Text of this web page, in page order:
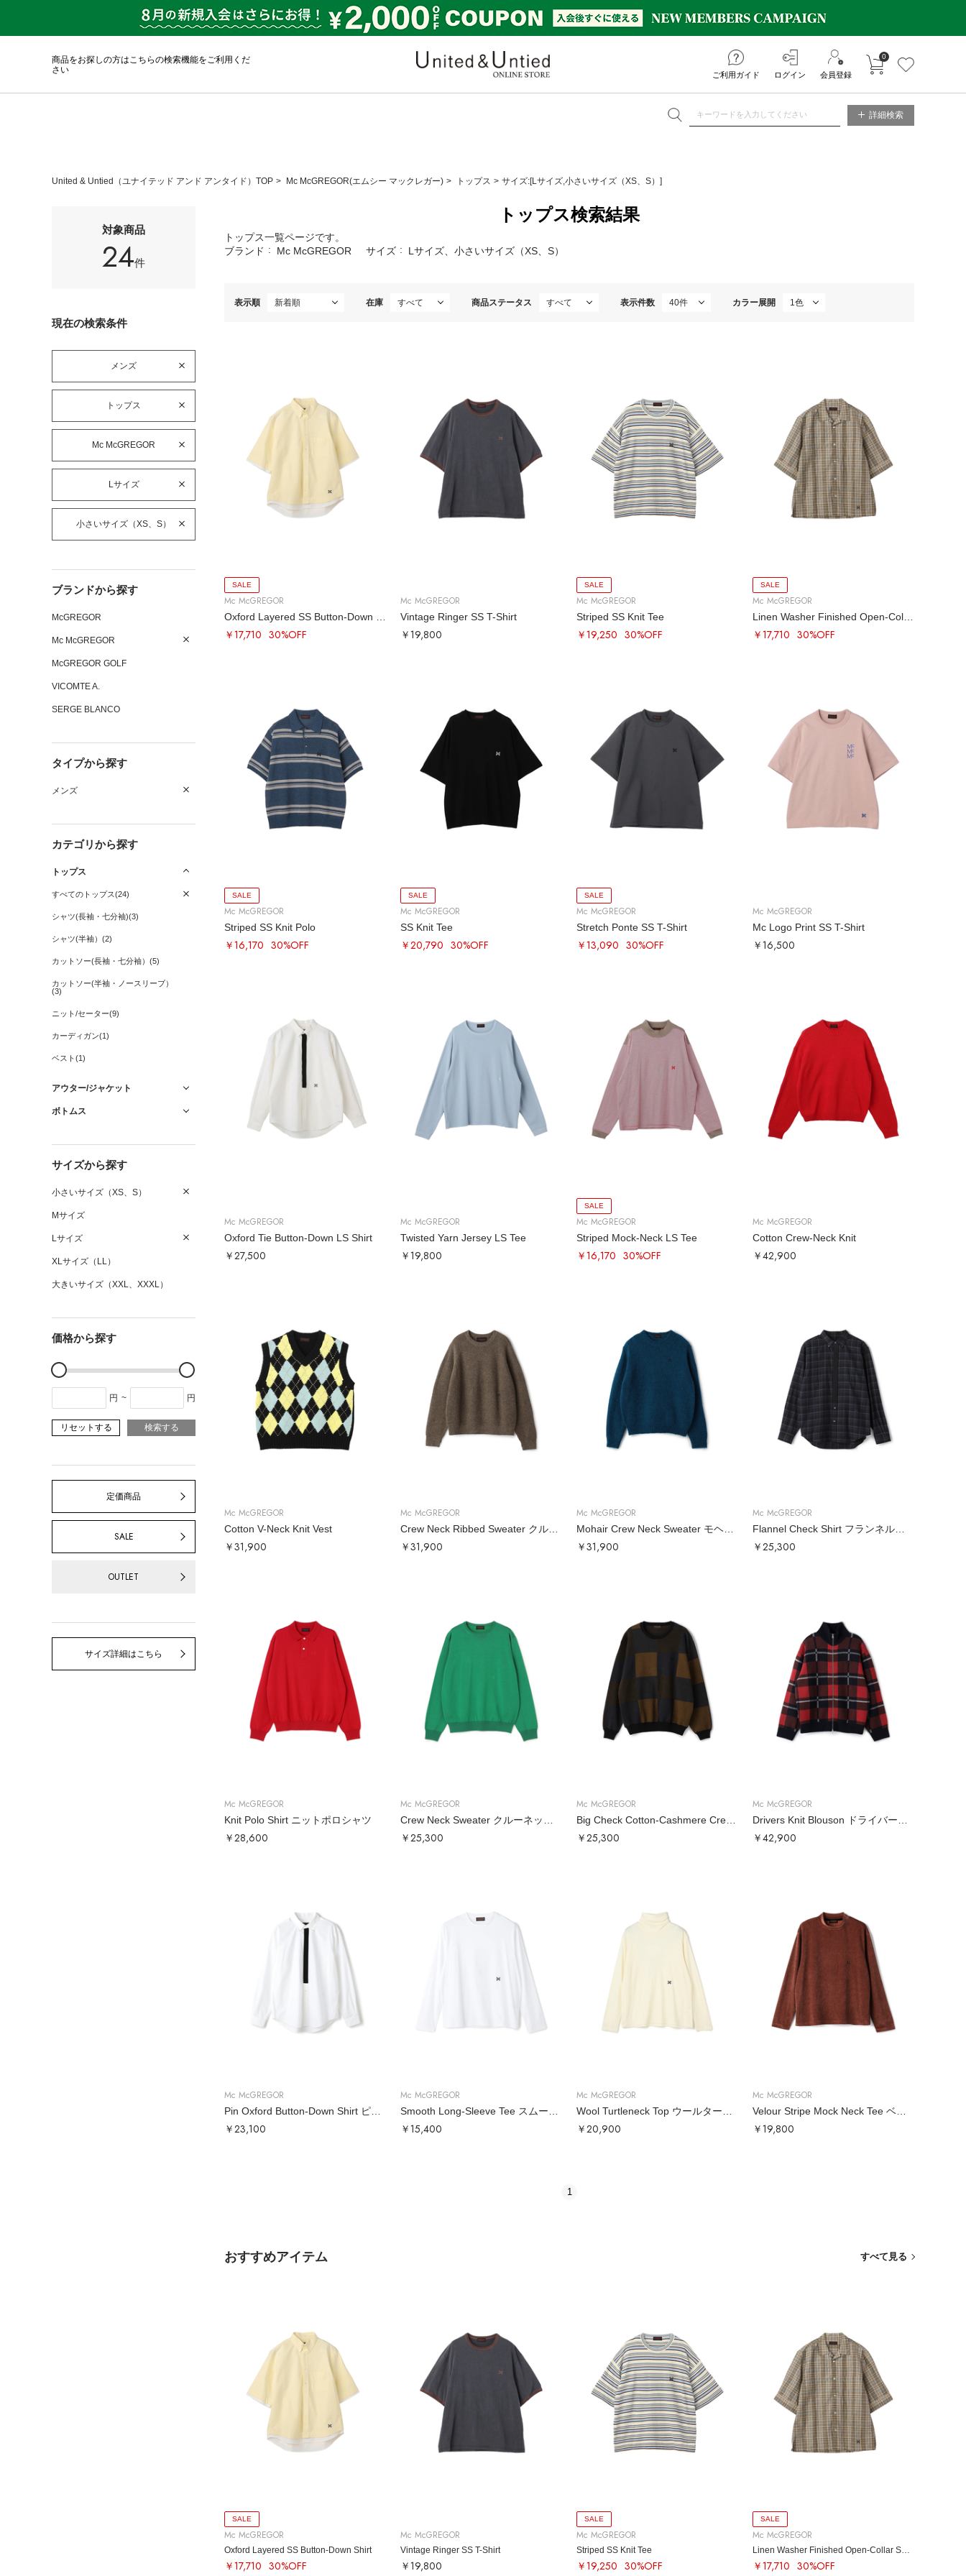
商品をお探しの方はこちらの検索機能をご利用くだ
さい
ご利用ガイド ログイン 会員登録
カートに入れる
0
詳細検索
United & Untied（ユナイテッド アンド アンタイド）TOP Mc McGREGOR(エムシー マックレガー) トップス サイズ:[Lサイズ,小さいサイズ（XS、S）]
対象商品
24件
現在の検索条件
メンズ
トップス
Mc McGREGOR
Lサイズ
小さいサイズ（XS、S）
ブランドから探す
McGREGOR
Mc McGREGOR
McGREGOR GOLF
VICOMTE A.
SERGE BLANCO
タイプから探す
メンズ
カテゴリから探す
トップス
すべてのトップス(24)
シャツ(長袖・七分袖)(3)
シャツ(半袖）(2)
カットソー(長袖・七分袖）(5)
カットソー(半袖・ノースリーブ）
(3)
ニット/セーター(9)
カーディガン(1)
ベスト(1)
アウター/ジャケット
ボトムス
サイズから探す
小さいサイズ（XS、S）
Mサイズ
Lサイズ
XLサイズ（LL）
大きいサイズ（XXL、XXXL）
価格から探す
円 ~ 円
リセットする 検索する
定価商品
SALE
OUTLET
サイズ詳細はこちら
トップス検索結果
トップス一覧ページです。
ブランド
Mc McGREGOR サイズ Lサイズ、小さいサイズ（XS、S）
表示順 在庫 商品ステータス 表示件数 カラー展開
SALE
Mc McGREGOR
￥17,710 30%OFF
Mc McGREGOR
Vintage Ringer SS T-Shirt
￥19,800
SALE
Mc McGREGOR
Striped SS Knit Tee
￥19,250 30%OFF
SALE
Mc McGREGOR
￥17,710 30%OFF
SALE
Mc McGREGOR
Striped SS Knit Polo
￥16,170 30%OFF
SALE
Mc McGREGOR
SS Knit Tee
￥20,790 30%OFF
SALE
Mc McGREGOR
Stretch Ponte SS T-Shirt
￥13,090 30%OFF
Mc McGREGOR
Mc Logo Print SS T-Shirt
￥16,500
Mc McGREGOR
Oxford Tie Button-Down LS Shirt
￥27,500
Mc McGREGOR
Twisted Yarn Jersey LS Tee
￥19,800
SALE
Mc McGREGOR
Striped Mock-Neck LS Tee
￥16,170 30%OFF
Mc McGREGOR
Cotton Crew-Neck Knit
￥42,900
Mc McGREGOR
Cotton V-Neck Knit Vest
￥31,900
Mc McGREGOR
￥31,900
Mc McGREGOR
￥31,900
Mc McGREGOR
￥25,300
Mc McGREGOR
Knit Polo Shirt ニットポロシャツ
￥28,600
Mc McGREGOR
￥25,300
Mc McGREGOR
￥25,300
Mc McGREGOR
￥42,900
Mc McGREGOR
￥23,100
Mc McGREGOR
￥15,400
Mc McGREGOR
￥20,900
Mc McGREGOR
￥19,800
1
おすすめアイテム すべて見る
SALE
Mc McGREGOR
Oxford Layered SS Button-Down Shirt
￥17,710 30%OFF
Mc McGREGOR
Vintage Ringer SS T-Shirt
￥19,800
SALE
Mc McGREGOR
Striped SS Knit Tee
￥19,250 30%OFF
SALE
Mc McGREGOR
Linen Washer Finished Open-Collar SS Shirt
￥17,710 30%OFF